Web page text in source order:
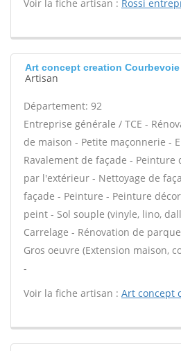
Voir la fiche artisan : Rossi
Art concept creation Courbevoie
Artisan
Département: 92
Entreprise générale / TCE -
de maison - Petite maçonnerie -
Ravalement de façade - Peinture
par l'extérieur - Nettoyage de
façade - Peinture - Peinture
peint - Sol souple (vinyle, lino,
Carrelage - Rénovation de
Gros oeuvre (Extension maison,
-
Voir la fiche artisan : Art concept